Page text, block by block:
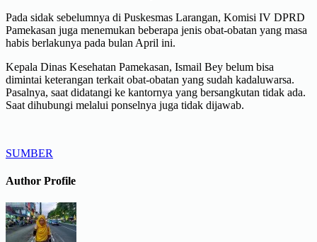
Pada sidak sebelumnya di Puskesmas Larangan, Komisi IV DPRD
Pamekasan juga menemukan beberapa jenis obat-obatan yang masa
habis berlakunya pada bulan April ini.
Kepala Dinas Kesehatan Pamekasan, Ismail Bey belum bisa
dimintai keterangan terkait obat-obatan yang sudah kadaluwarsa.
Pasalnya, saat didatangi ke kantornya yang bersangkutan tidak ada.
Saat dihubungi melalui ponselnya juga tidak dijawab.
SUMBER
Author Profile